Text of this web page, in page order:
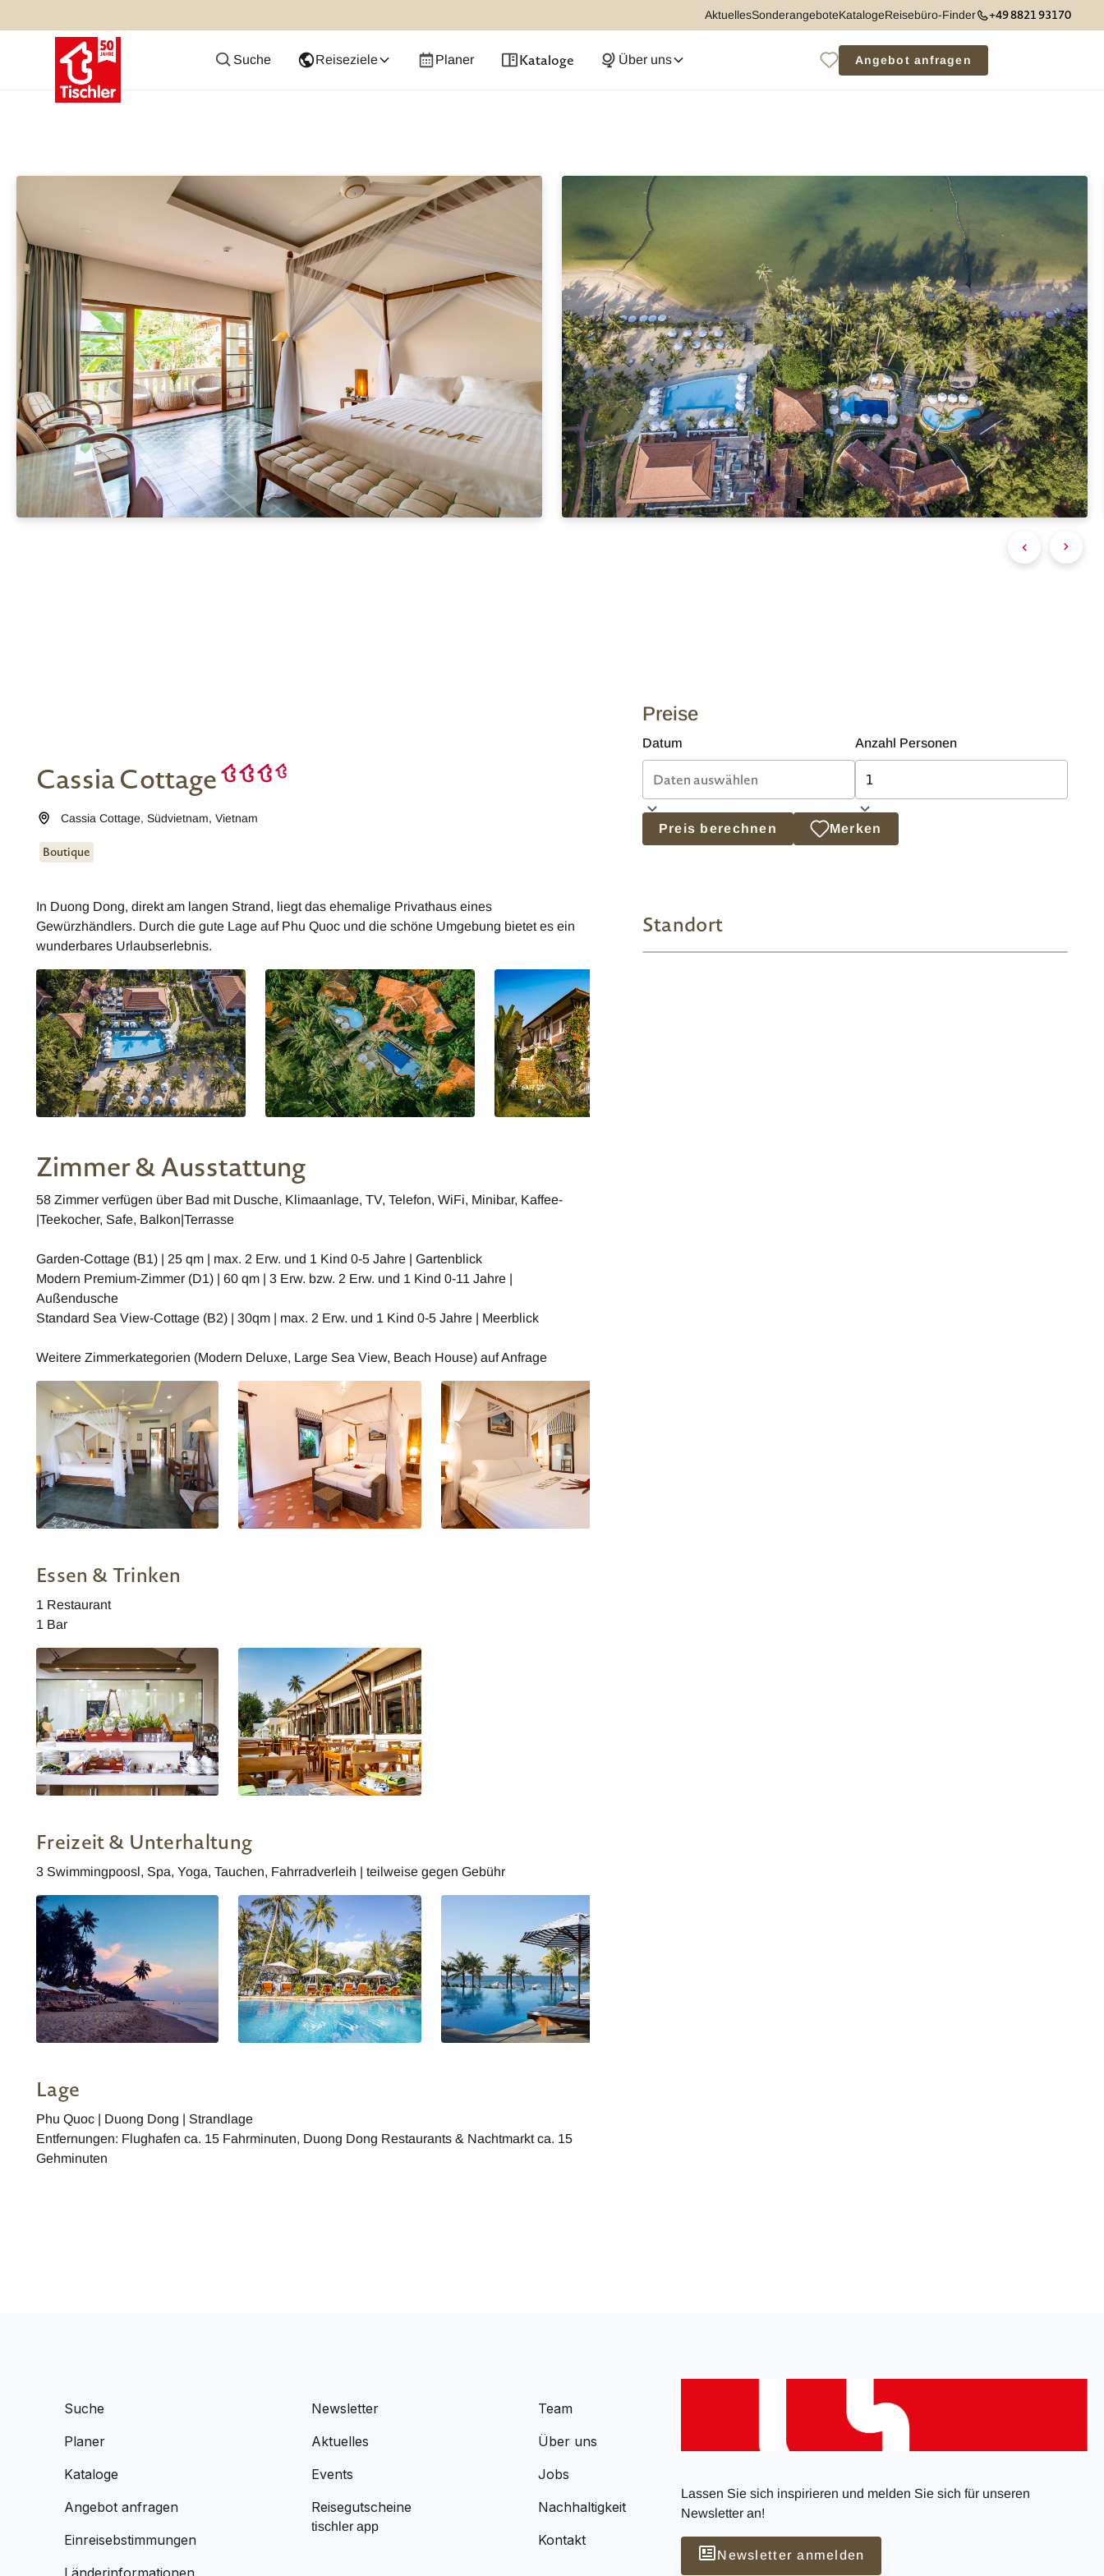
AktuellesSonderangeboteKatalogeReisebüro-Finder +49 8821 93170
Suche Reiseziele Planer Kataloge Über uns Angebot anfragen
Cassia Cottage
Cassia Cottage,Südvietnam,Vietnam
Boutique
In Duong Dong, direkt am langen Strand, liegt das ehemalige Privathaus eines
Gewürzhändlers. Durch die gute Lage auf Phu Quoc und die schöne Umgebung bietet es ein
wunderbares Urlaubserlebnis.
Zimmer & Ausstattung
58 Zimmer verfügen über Bad mit Dusche, Klimaanlage, TV, Telefon, WiFi, Minibar, Kaffee-
|Teekocher, Safe, Balkon|Terrasse
Garden-Cottage (B1) | 25 qm | max. 2 Erw. und 1 Kind 0-5 Jahre | Gartenblick
Modern Premium-Zimmer (D1) | 60 qm | 3 Erw. bzw. 2 Erw. und 1 Kind 0-11 Jahre |
Außendusche
Standard Sea View-Cottage (B2) | 30qm | max. 2 Erw. und 1 Kind 0-5 Jahre | Meerblick
Weitere Zimmerkategorien (Modern Deluxe, Large Sea View, Beach House) auf Anfrage
Essen & Trinken
1 Restaurant
1 Bar
Freizeit & Unterhaltung
3 Swimmingpoosl, Spa, Yoga, Tauchen, Fahrradverleih | teilweise gegen Gebühr
Lage
Phu Quoc | Duong Dong | Strandlage
Entfernungen: Flughafen ca. 15 Fahrminuten, Duong Dong Restaurants & Nachtmarkt ca. 15
Gehminuten
Preise
Datum Anzahl Personen
Preis berechnen Merken
Standort
Suche
Planer
Kataloge
Angebot anfragen
Einreisebstimmungen
Länderinformationen
Newsletter
Aktuelles
Events
Reisegutscheine
tischler app
Team
Über uns
Jobs
Nachhaltigkeit
Kontakt
Lassen Sie sich inspirieren und melden Sie sich für unseren
Newsletter an!
Newsletter anmelden